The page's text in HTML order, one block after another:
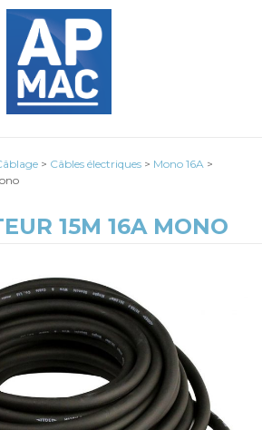
> Câbles électriques > Mono 16A >
15M 16A MONO